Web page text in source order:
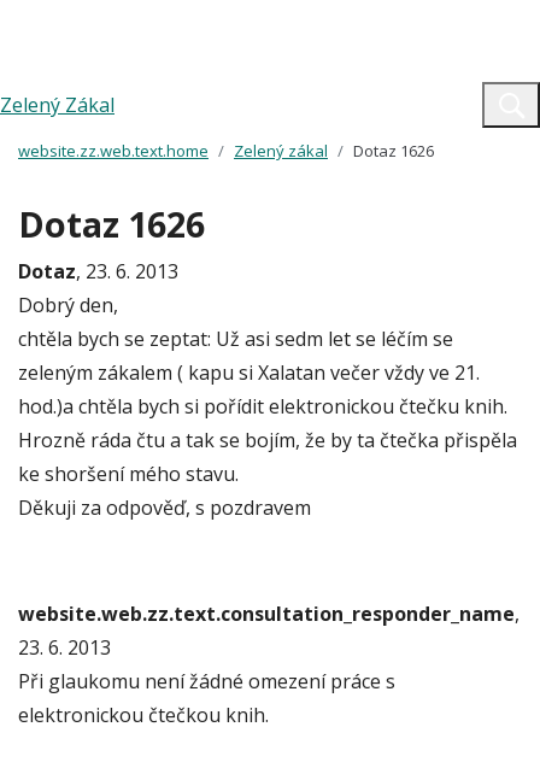
Zelený Zákal
website.zz.web.text.home Zelený zákal Dotaz 1626
Dotaz 1626
Dotaz, 23. 6. 2013
Dobrý den,
chtěla bych se zeptat: Už asi sedm let se léčím se
zeleným zákalem ( kapu si Xalatan večer vždy ve 21.
hod.)a chtěla bych si pořídit elektronickou čtečku knih.
Hrozně ráda čtu a tak se bojím, že by ta čtečka přispěla
ke shoršení mého stavu.
Děkuji za odpověď, s pozdravem
website.web.zz.text.consultation_responder_name,
23. 6. 2013
Při glaukomu není žádné omezení práce s
elektronickou čtečkou knih.